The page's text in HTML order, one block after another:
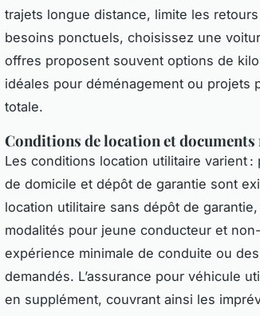
trajets longue distance, limite les
besoins ponctuels, choisissez une
offres proposent souvent options de
idéales pour déménagement ou projets
totale.
Conditions de location et documents
Les conditions location utilitaire varient
de domicile et dépôt de garantie sont
location utilitaire sans dépôt de
modalités pour jeune conducteur et
expérience minimale de conduite ou
demandés. L’assurance pour véhicule
en supplément, couvrant ainsi les